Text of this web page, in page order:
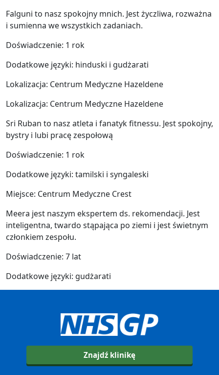
Falguni to nasz spokojny mnich. Jest życzliwa, rozważna
i sumienna we wszystkich zadaniach.
Doświadczenie: 1 rok
Dodatkowe języki: hinduski i gudżarati
Lokalizacja: Centrum Medyczne Hazeldene
Lokalizacja: Centrum Medyczne Hazeldene
Sri Ruban to nasz atleta i fanatyk fitnessu. Jest spokojny,
bystry i lubi pracę zespołową
Doświadczenie: 1 rok
Dodatkowe języki: tamilski i syngaleski
Miejsce: Centrum Medyczne Crest
Meera jest naszym ekspertem ds. rekomendacji. Jest
inteligentna, twardo stąpająca po ziemi i jest świetnym
członkiem zespołu.
Doświadczenie: 7 lat
Dodatkowe języki: gudżarati
Znajdź klinikę